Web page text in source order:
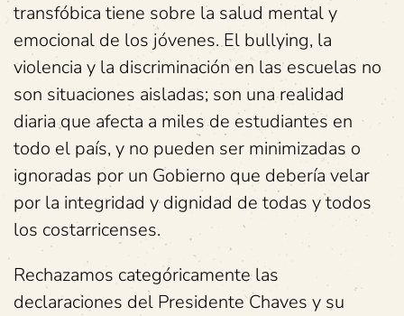
transfóbica tiene sobre la salud mental y
emocional de los jóvenes. El bullying, la
violencia y la discriminación en las escuelas no
son situaciones aisladas; son una realidad
diaria que afecta a miles de estudiantes en
todo el país, y no pueden ser minimizadas o
ignoradas por un Gobierno que debería velar
por la integridad y dignidad de todas y todos
los costarricenses.
Rechazamos categóricamente las
declaraciones del Presidente Chaves y su